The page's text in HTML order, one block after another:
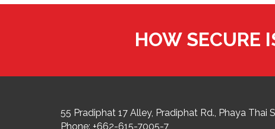
HOW SECURE
55 Pradiphat 17 Alley, Pradiphat Rd., Phaya Thai
Phone: +662-615-7005-7